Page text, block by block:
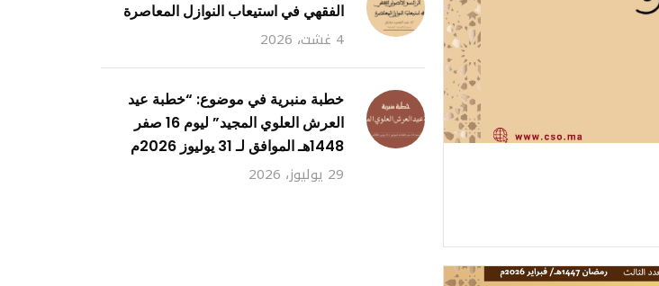
الفقهي في استيعاب النوازل المعاصرة
4 غشت، 2026
خطبة منبرية في موضوع: “خطبة عيد
العرش العلوي المجيد” ليوم 16 صفر
1448هـ الموافق لـ 31 يوليوز 2026م
29 يوليوز، 2026